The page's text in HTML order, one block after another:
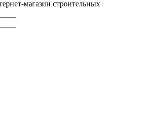
магазин строительных